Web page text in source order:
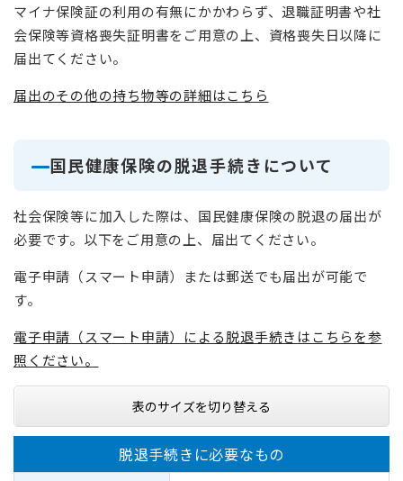
マイナ保険証の利用の有無にかかわらず、退職証明書や社
会保険等資格喪失証明書をご用意の上、資格喪失日以降に
届出てください。
届出のその他の持ち物等の詳細はこちら
国民健康保険の脱退手続きについて
社会保険等に加入した際は、国民健康保険の脱退の届出が
必要です。以下をご用意の上、届出てください。
電子申請（スマート申請）または郵送でも届出が可能で
す。
電子申請（スマート申請）による脱退手続きはこちらを参
照ください。
表のサイズを切り替える
脱退手続きに必要なもの